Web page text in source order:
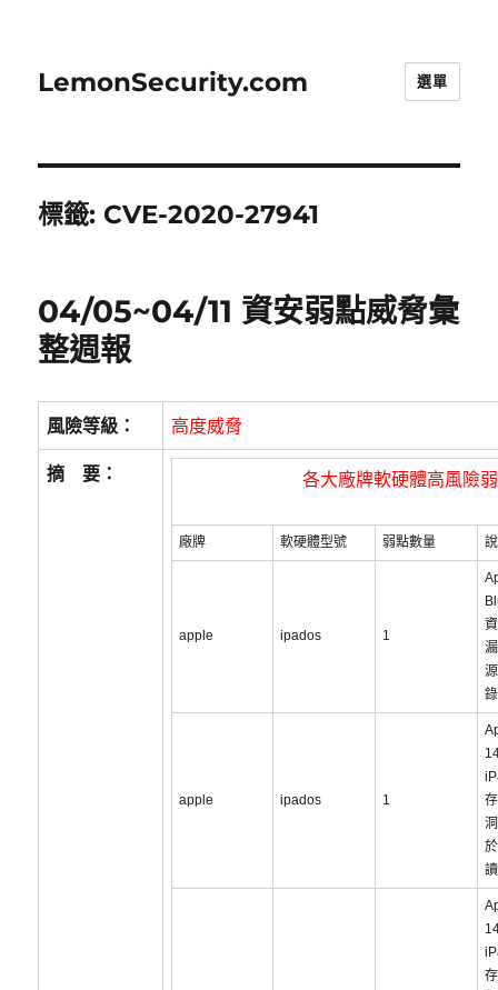
LemonSecurity.com 選單
標籤: CVE-2020-27941
04/05~04/11 資安弱點威脅彙
整週報
風險等級： 高度威脅
摘 要： 各大廠牌軟硬體高風險
廠牌 軟硬體型號 弱點數量
apple ipados 1
apple ipados 1